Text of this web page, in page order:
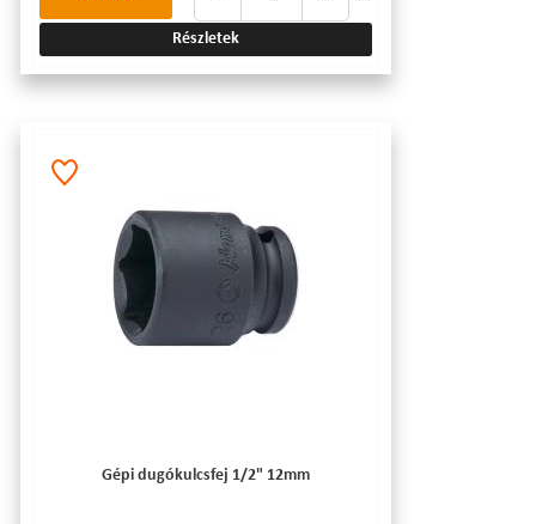
Részletek
Gépi dugókulcsfej 1/2" 12mm